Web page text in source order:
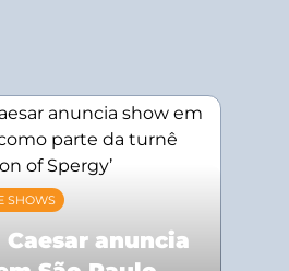
SHOWS
anuncia